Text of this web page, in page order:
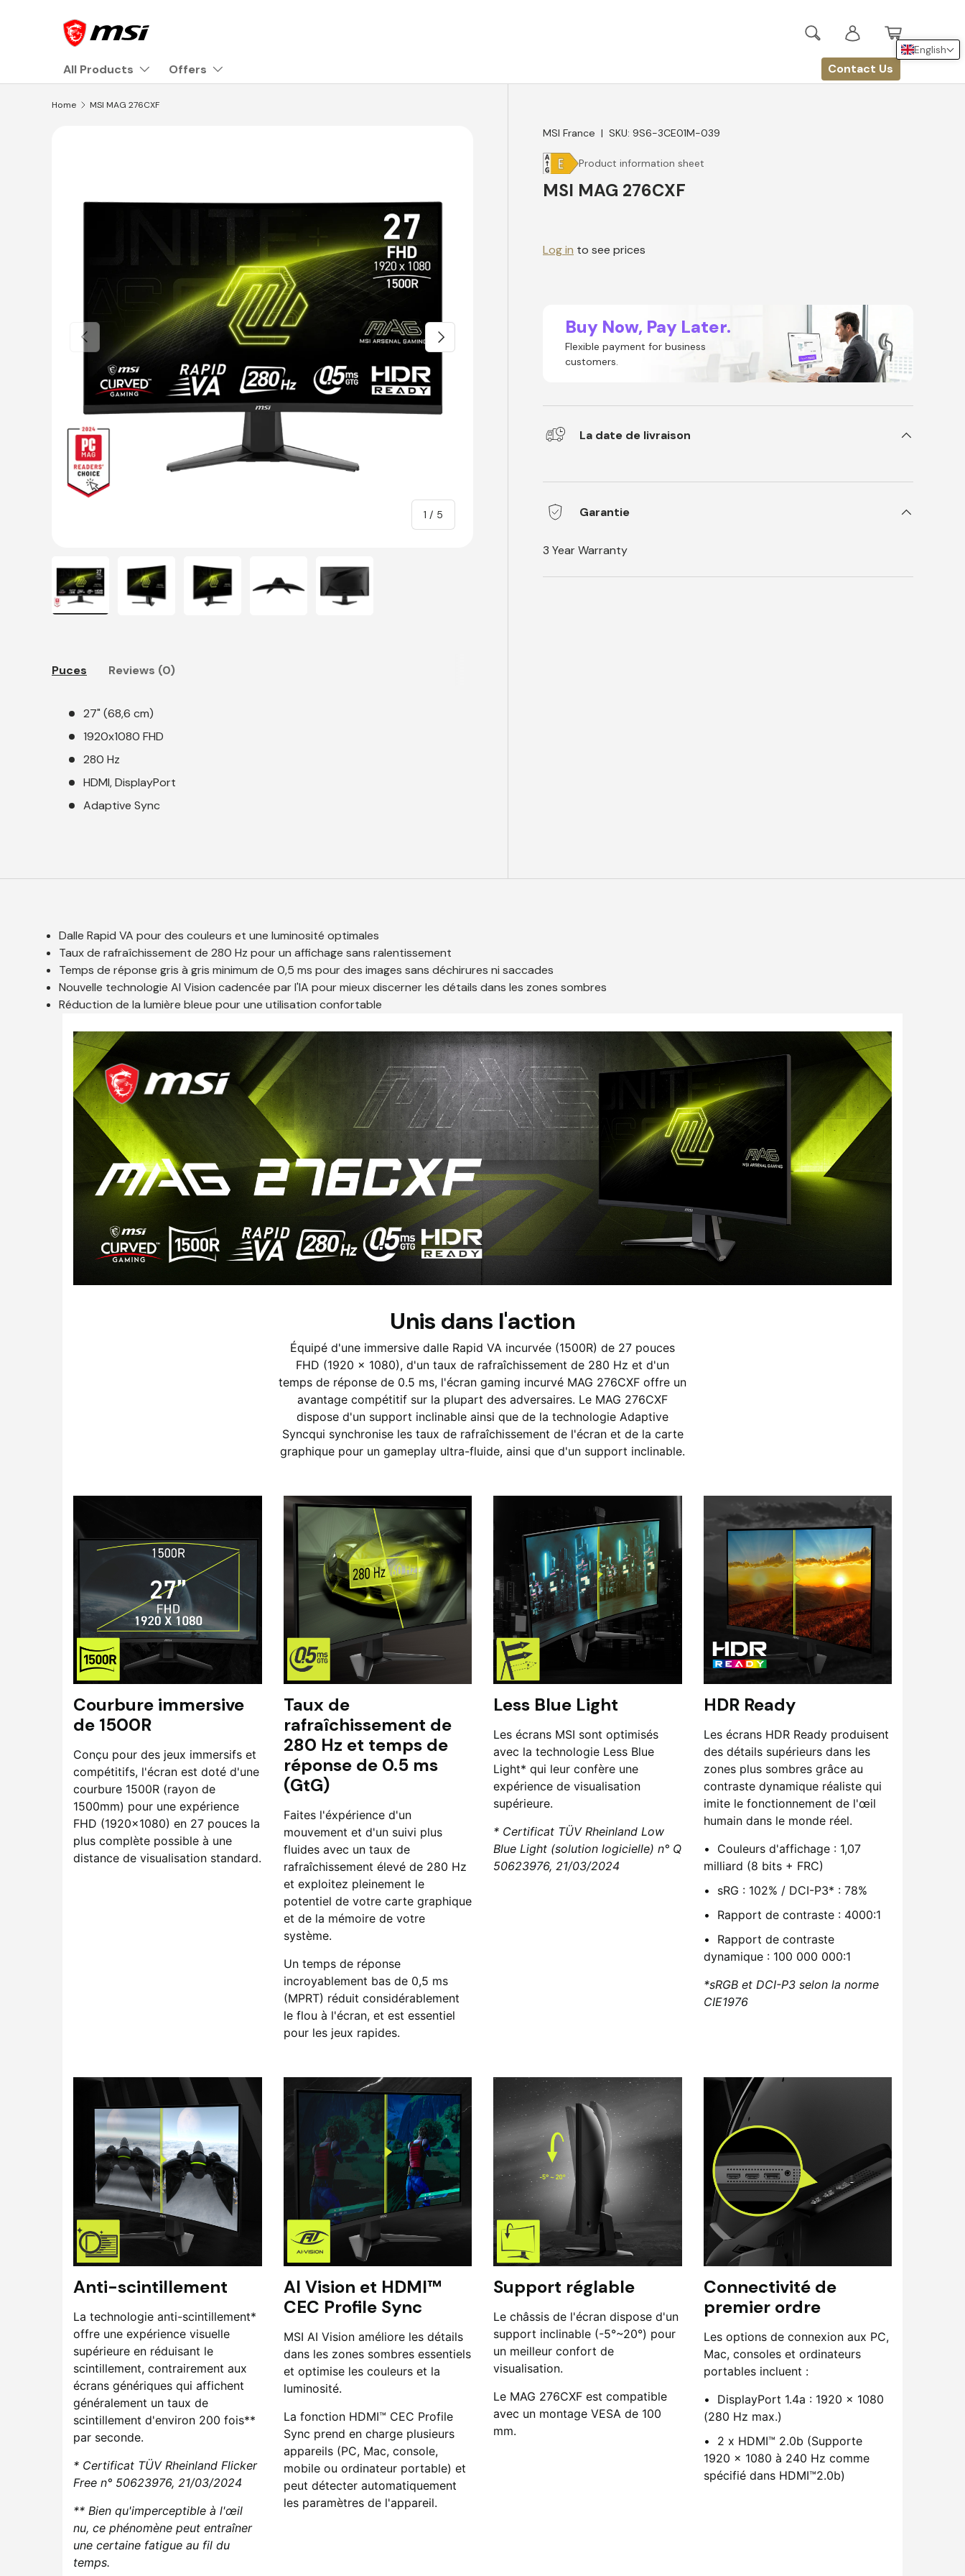
Skip to content
Search Log in
Basket
All Products
Offers Contact Us
Home MSI MAG 276CXF
Poprzednia
1 / of
5
Następna
MSI France | SKU: 9S6-3CE01M-039
Product information sheet
MSI MAG 276CXF
Log in to see prices
Buy Now, Pay Later.
Flexible payment for business
customers.
La date de livraison
Garantie
3 Year Warranty
Puces Reviews (0)
27" (68,6 cm)
1920x1080 FHD
280 Hz
HDMI, DisplayPort
Adaptive Sync
Dalle Rapid VA pour des couleurs et une luminosité optimales
Taux de rafraîchissement de 280 Hz pour un affichage sans ralentissement
Temps de réponse gris à gris minimum de 0,5 ms pour des images sans déchirures ni saccades
Nouvelle technologie AI Vision cadencée par l'IA pour mieux discerner les détails dans les zones sombres
Réduction de la lumière bleue pour une utilisation confortable
Unis dans l'action
Équipé d'une immersive dalle Rapid VA incurvée (1500R) de 27 pouces
FHD (1920 x 1080), d'un taux de rafraîchissement de 280 Hz et d'un
temps de réponse de 0.5 ms, l'écran gaming incurvé MAG 276CXF offre un
avantage compétitif sur la plupart des adversaires. Le MAG 276CXF
dispose d'un support inclinable ainsi que de la technologie Adaptive
Syncqui synchronise les taux de rafraîchissement de l'écran et de la carte
graphique pour un gameplay ultra-fluide, ainsi que d'un support inclinable.
Courbure immersive
de 1500R
Conçu pour des jeux immersifs et
compétitifs, l'écran est doté d'une
courbure 1500R (rayon de
1500mm) pour une expérience
FHD (1920x1080) en 27 pouces la
plus complète possible à une
distance de visualisation standard.
Taux de
rafraîchissement de
280 Hz et temps de
réponse de 0.5 ms
(GtG)
Faites l'éxpérience d'un
mouvement et d'un suivi plus
fluides avec un taux de
rafraîchissement élevé de 280 Hz
et exploitez pleinement le
potentiel de votre carte graphique
et de la mémoire de votre
système.
Un temps de réponse
incroyablement bas de 0,5 ms
(MPRT) réduit considérablement
le flou à l'écran, et est essentiel
pour les jeux rapides.
Less Blue Light
Les écrans MSI sont optimisés
avec la technologie Less Blue
Light* qui leur confère une
expérience de visualisation
supérieure.
* Certificat TÜV Rheinland Low
Blue Light (solution logicielle) n° Q
50623976, 21/03/2024
HDR Ready
Les écrans HDR Ready produisent
des détails supérieurs dans les
zones plus sombres grâce au
contraste dynamique réaliste qui
imite le fonctionnement de l'œil
humain dans le monde réel.
Couleurs d'affichage : 1,07
milliard (8 bits + FRC)
sRG : 102% / DCI-P3* : 78%
Rapport de contraste : 4000:1
Rapport de contraste
dynamique : 100 000 000:1
*sRGB et DCI-P3 selon la norme
CIE1976
Anti-scintillement
La technologie anti-scintillement*
offre une expérience visuelle
supérieure en réduisant le
scintillement, contrairement aux
écrans génériques qui affichent
généralement un taux de
scintillement d'environ 200 fois**
par seconde.
* Certificat TÜV Rheinland Flicker
Free n° 50623976, 21/03/2024
** Bien qu'imperceptible à l'œil
nu, ce phénomène peut entraîner
une certaine fatigue au fil du
temps.
AI Vision et HDMI™
CEC Profile Sync
MSI AI Vision améliore les détails
dans les zones sombres essentiels
et optimise les couleurs et la
luminosité.
La fonction HDMI™ CEC Profile
Sync prend en charge plusieurs
appareils (PC, Mac, console,
mobile ou ordinateur portable) et
peut détecter automatiquement
les paramètres de l'appareil.
Support réglable
Le châssis de l'écran dispose d'un
support inclinable (-5°~20°) pour
un meilleur confort de
visualisation.
Le MAG 276CXF est compatible
avec un montage VESA de 100
mm.
Connectivité de
premier ordre
Les options de connexion aux PC,
Mac, consoles et ordinateurs
portables incluent :
DisplayPort 1.4a : 1920 x 1080
(280 Hz max.)
2 x HDMI™ 2.0b (Supporte
1920 x 1080 à 240 Hz comme
spécifié dans HDMI™2.0b)
English